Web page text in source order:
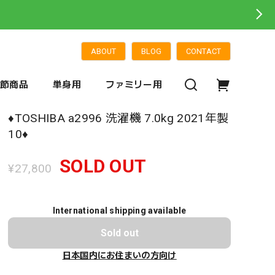
ABOUT BLOG CONTACT
商品 単身用 ファミリー用
♦️TOSHIBA a2996 洗濯機 7.0kg 2021年製
10♦️
¥27,800 SOLD OUT
International shipping available
Sold out
日本国内にお住まいの方向け